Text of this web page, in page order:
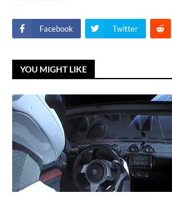
Facebook Twitter
YOU MIGHT LIKE